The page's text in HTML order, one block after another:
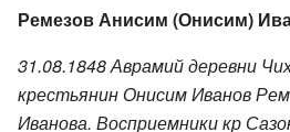
Ремезов Анисим (Онисим)
31.08.1848 Аврамий деревни
крестьянин Онисим Иванов
Иванова. Восприемники кр